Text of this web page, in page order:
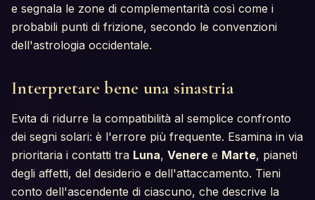
e segnala le zone di complementarità così come i
probabili punti di frizione, secondo le convenzioni
dell'astrologia occidentale.
Interpretare bene una sinastria
Evita di ridurre la compatibilità al semplice confronto
dei segni solari: è l'errore più frequente. Esamina in via
prioritaria i contatti tra Luna, Venere e Marte, pianeti
degli affetti, del desiderio e dell'attaccamento. Tieni
conto dell'ascendente di ciascuno, che descrive la